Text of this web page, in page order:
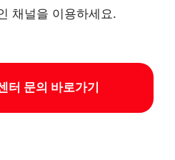
채널을 이용하세요.
터 문의 바로가기